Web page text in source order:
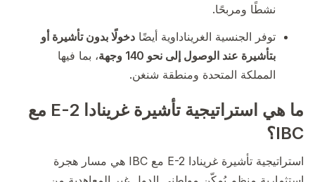
نشطًا ومربحًا.
توفر الجنسية الغريناداوية أيضًا دخولًا بدون تأشيرة أو
بتأشيرة عند الوصول إلى نحو 140 وجهة
، بما فيها
المملكة المتحدة ومنطقة شنغن.
ما هي استراتيجية تأشيرة غرينادا E-2 مع
IBC؟
استراتيجية تأشيرة غرينادا E-2 مع IBC هي مسار هجرة